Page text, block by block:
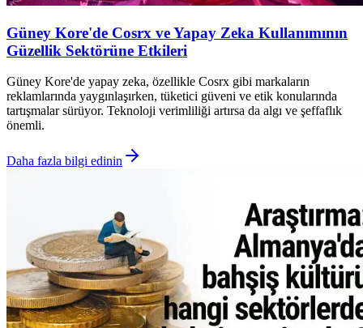
Güney Kore'de Cosrx ve Yapay Zeka Kullanımının
Güzellik Sektörüne Etkileri
Güney Kore'de yapay zeka, özellikle Cosrx gibi markaların
reklamlarında yaygınlaşırken, tüketici güveni ve etik konularında
tartışmalar sürüyor. Teknoloji verimliliği artırsa da algı ve şeffaflık
önemli.
Daha fazla bilgi edinin